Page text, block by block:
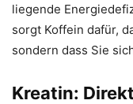
liegende
sorgt Koffein dafür,
sondern dass Sie
Kreatin: